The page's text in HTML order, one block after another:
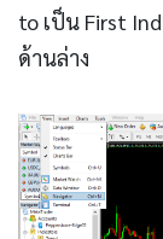
to เป็น First
ด้านล่าง